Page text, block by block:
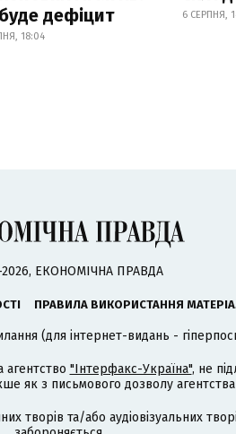
дефіцит
18:04
6 СЕРПНЯ,
ЕКОНОМІЧНА ПРАВДА
ПРАВИЛА ВИКОРИСТАННЯ
(для інтернет-видань -
агентство "Інтерфакс-Україна", не
як з письмового дозволу
творів та/або аудіовізуальних